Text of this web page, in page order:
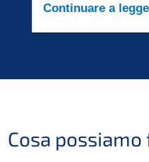
Continuare a
Cosa possiamo